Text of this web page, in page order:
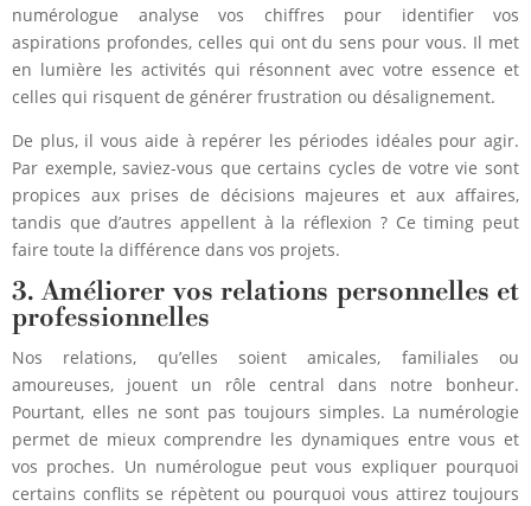
numérologue analyse vos chiffres pour identifier vos
aspirations profondes, celles qui ont du sens pour vous. Il met
en lumière les activités qui résonnent avec votre essence et
celles qui risquent de générer frustration ou désalignement.
De plus, il vous aide à repérer les périodes idéales pour agir.
Par exemple, saviez-vous que certains cycles de votre vie sont
propices aux prises de décisions majeures et aux affaires,
tandis que d’autres appellent à la réflexion ? Ce timing peut
faire toute la différence dans vos projets.
3. Améliorer vos relations personnelles et
professionnelles
Nos relations, qu’elles soient amicales, familiales ou
amoureuses, jouent un rôle central dans notre bonheur.
Pourtant, elles ne sont pas toujours simples. La numérologie
permet de mieux comprendre les dynamiques entre vous et
vos proches. Un numérologue peut vous expliquer pourquoi
certains conflits se répètent ou pourquoi vous attirez toujours